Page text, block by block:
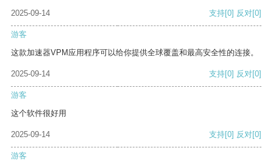
2025-09-14 支持[0] 反对[0]
游客
这款加速器VPM应用程序可以给你提供全球覆盖和最高安全性的连接。
2025-09-14 支持[0] 反对[0]
游客
这个软件很好用
2025-09-14 支持[0] 反对[0]
游客